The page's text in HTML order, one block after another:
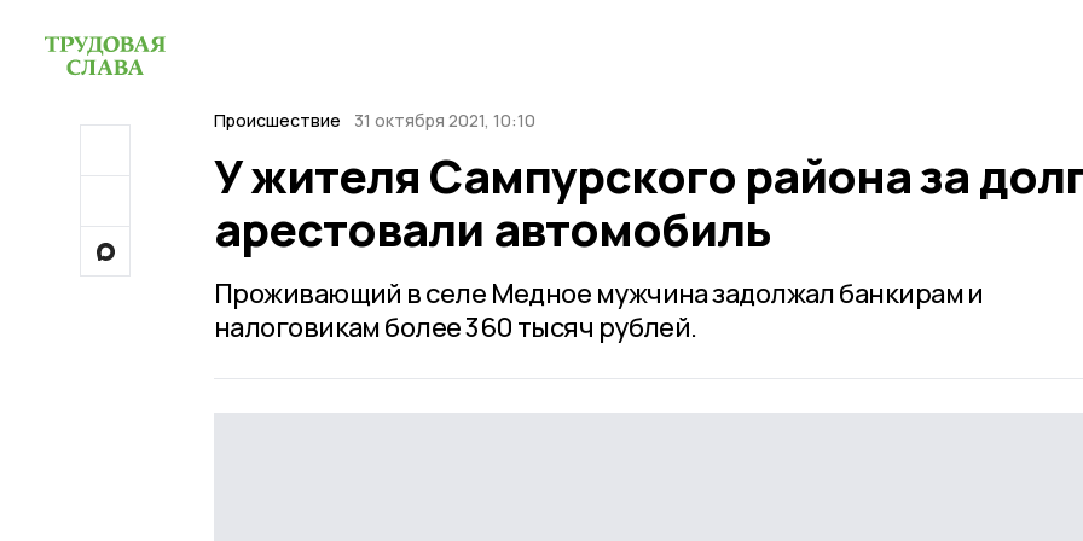
Происшествие 31 октября 2021, 10:10
У жителя Сампурского района за
арестовали автомобиль
Проживающий в селе Медное мужчина задолжал банкирам и
налоговикам более 360 тысяч рублей.